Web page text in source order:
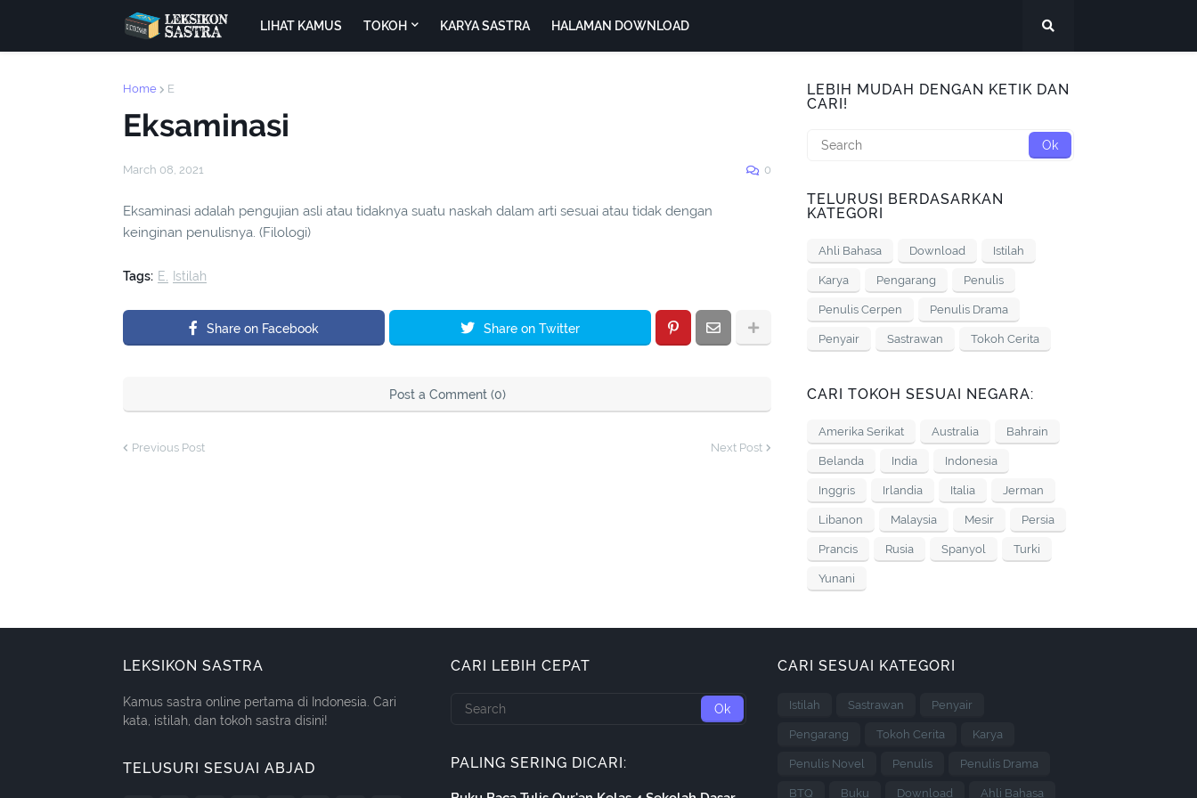
LIHAT KAMUS TOKOH KARYA SASTRA HALAMAN DOWNLOAD
Home E
Eksaminasi
March 08, 2021 0
Eksaminasi adalah pengujian asli atau tidaknya suatu naskah dalam arti sesuai atau tidak dengan
keinginan penulisnya. (Filologi)
Tags: E Istilah
Share on Facebook Share on Twitter
Post a Comment (0)
Previous Post Next Post
LEBIH MUDAH DENGAN KETIK DAN
CARI!
TELURUSI BERDASARKAN
KATEGORI
Ahli Bahasa Download Istilah
Karya Pengarang Penulis
Penulis Cerpen Penulis Drama
Penyair Sastrawan Tokoh Cerita
CARI TOKOH SESUAI NEGARA:
Amerika Serikat Australia Bahrain
Belanda India Indonesia
Inggris Irlandia Italia Jerman
Libanon Malaysia Mesir Persia
Prancis Rusia Spanyol Turki
Yunani
LEKSIKON SASTRA
Kamus sastra online pertama di Indonesia. Cari
kata, istilah, dan tokoh sastra disini!
TELUSURI SESUAI ABJAD
CARI LEBIH CEPAT
PALING SERING DICARI:
CARI SESUAI KATEGORI
Istilah Sastrawan Penyair
Pengarang Tokoh Cerita Karya
Penulis Novel Penulis Penulis Drama
BTQ Buku Download Ahli Bahasa